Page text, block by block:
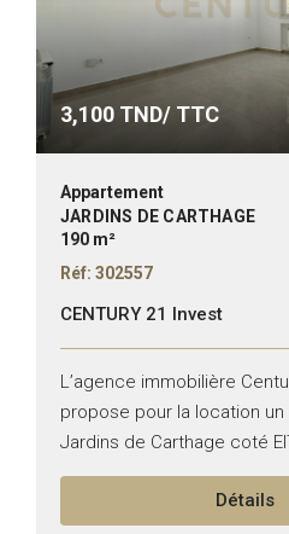
3,100 TND/ TTC
Appartement
JARDINS DE CARTHAGE
190 m²
Réf: 302557
CENTURY 21 Invest
L’agence immobilière
propose pour la location
Jardins de Carthage coté
Superficie : 190 m² Il se
Détails